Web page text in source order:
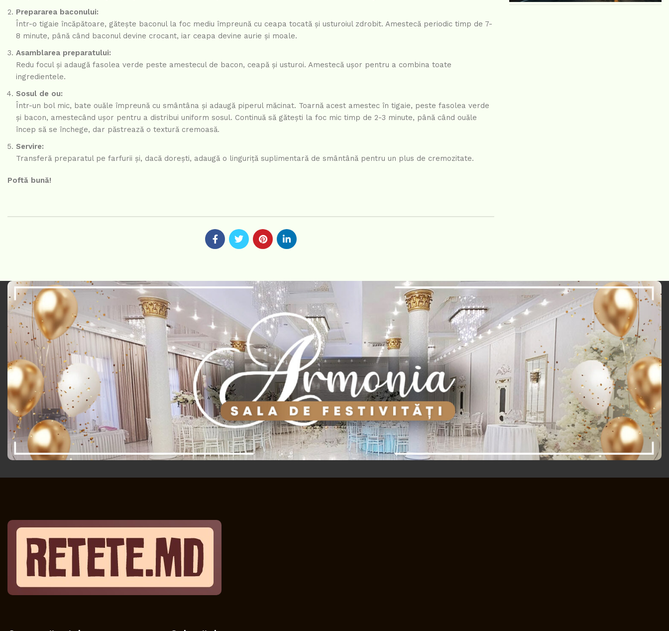
Prepararea baconului:
Într-o tigaie încăpătoare, gătește baconul la foc mediu împreună cu ceapa tocată și usturoiul zdrobit. Amestecă periodic timp de 7-
8 minute, până când baconul devine crocant, iar ceapa devine aurie și moale.
Asamblarea preparatului:
Redu focul și adaugă fasolea verde peste amestecul de bacon, ceapă și usturoi. Amestecă ușor pentru a combina toate
ingredientele.
Sosul de ou:
Într-un bol mic, bate ouăle împreună cu smântâna și adaugă piperul măcinat. Toarnă acest amestec în tigaie, peste fasolea verde
și bacon, amestecând ușor pentru a distribui uniform sosul. Continuă să gătești la foc mic timp de 2-3 minute, până când ouăle
încep să se închege, dar păstrează o textură cremoasă.
Servire:
Transferă preparatul pe farfurii și, dacă dorești, adaugă o linguriță suplimentară de smântână pentru un plus de cremozitate.
Poftă bună!